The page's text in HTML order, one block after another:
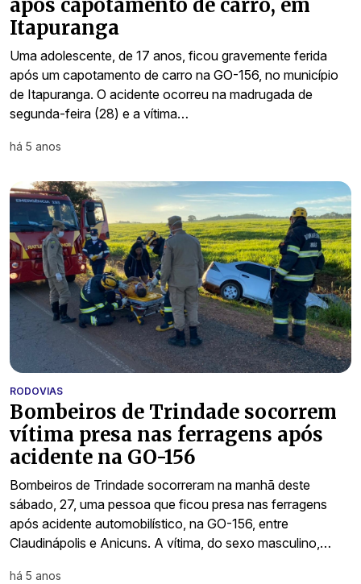
após capotamento de carro, em
Itapuranga
Uma adolescente, de 17 anos, ficou gravemente ferida
após um capotamento de carro na GO-156, no município
de Itapuranga. O acidente ocorreu na madrugada de
segunda-feira (28) e a vítima…
há 5 anos
RODOVIAS
Bombeiros de Trindade socorrem
vítima presa nas ferragens após
acidente na GO-156
Bombeiros de Trindade socorreram na manhã deste
sábado, 27, uma pessoa que ficou presa nas ferragens
após acidente automobilístico, na GO-156, entre
Claudinápolis e Anicuns. A vítima, do sexo masculino,…
há 5 anos